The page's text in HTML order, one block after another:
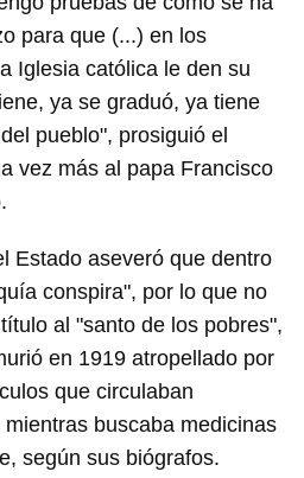
para que (...) en los
Iglesia católica le den su
ya se graduó, ya tiene
pueblo", prosiguió el
vez más al papa Francisco
Estado aseveró que dentro
conspira", por lo que no
al "santo de los pobres",
en 1919 atropellado por
que circulaban
buscaba medicinas
según sus biógrafos.